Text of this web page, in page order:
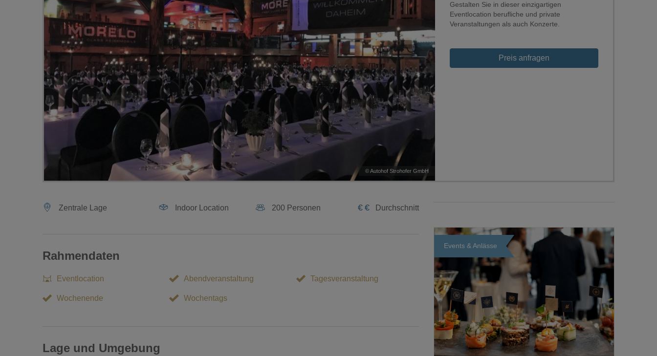
©Autohof Strohofer GmbH
Loading...
Gestalten Sie in dieser einzigartigen
Eventlocation berufliche und private
Veranstaltungen als auch Konzerte.
Preis anfragen
Zentrale Lage Indoor Location 200 Personen € € Durchschnitt
Rahmendaten
Eventlocation Abendveranstaltung Tagesveranstaltung
Wochenende Wochentags
Lage und Umgebung
Events & Anlässe
Loading...